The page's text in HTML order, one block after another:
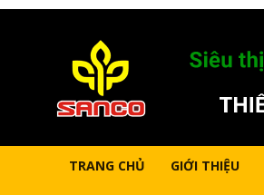
TRANG CHỦ GIỚI THIỆU